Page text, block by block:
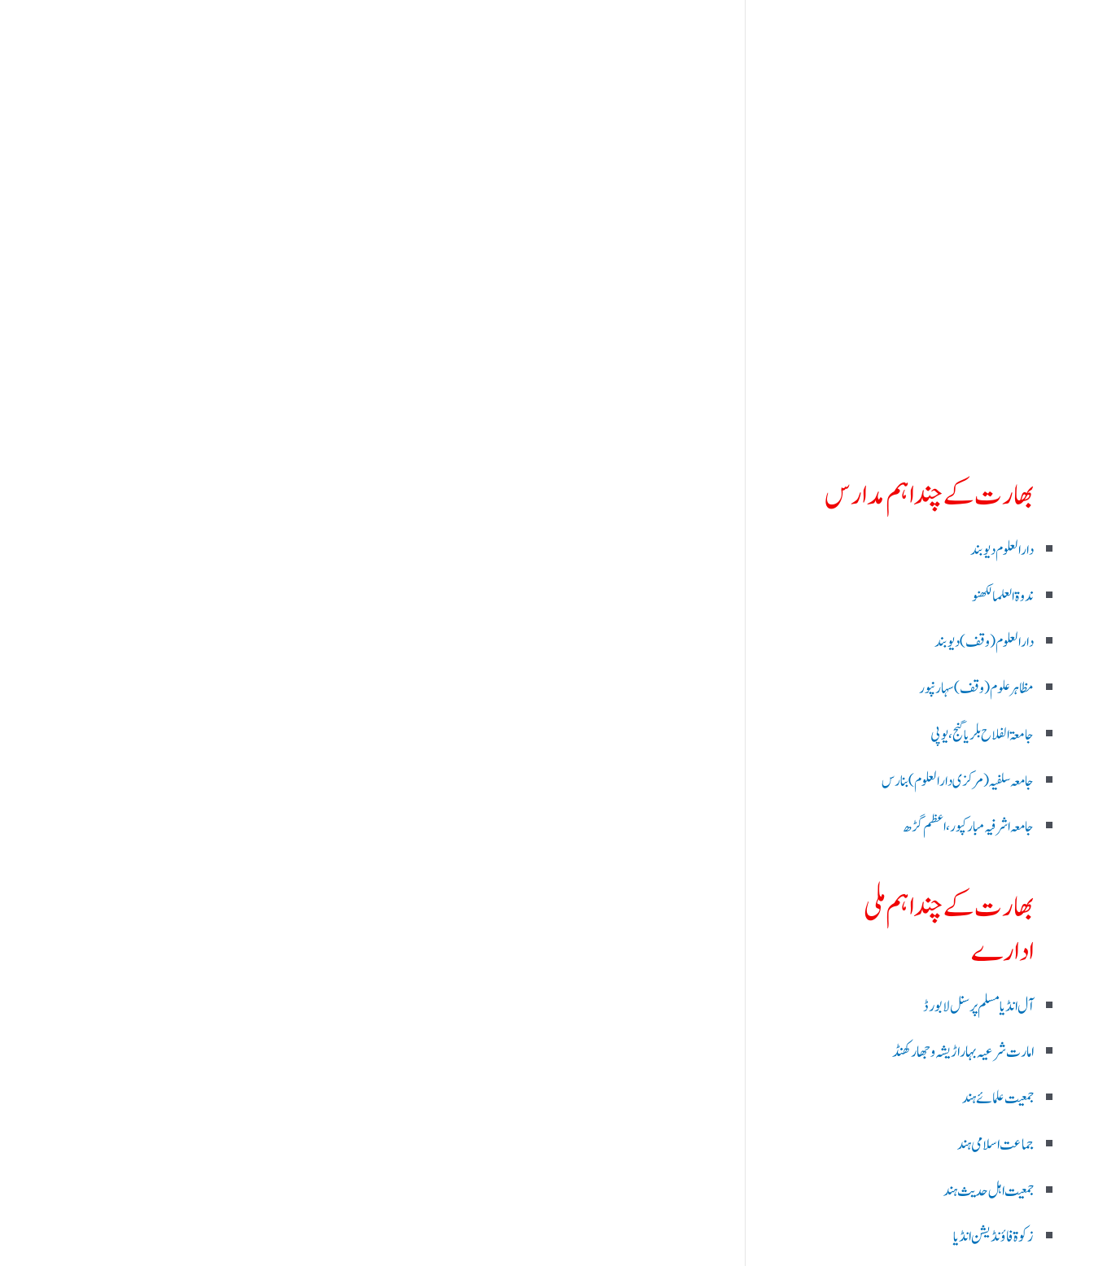
بھارت کے چند اہم مدارس
دارالعلوم دیوبند
ندوۃالعلما لکھنو
دارالعلوم (وقف)دیوبند
مظاہرعلوم (وقف)سہارنپور
جامعۃ الفلاح بلریاگنج،یوپی
جامعہ سلفیہ(مرکزی دارالعلوم )بنارس
جامعہ اشرفیہ مبارکپور،اعظم گڑھ
بھارت کے چند اہم ملی
ادارے
آل انڈیا مسلم پرسنل لا بورڈ
امارت شرعیہ بہار اڑیشہ و جھارکھنڈ
جمعیت علمائے ہند
جماعت اسلامی ہند
جمعیت اہل حدیث ہند
زکوۃ فاؤنڈیشن انڈیا